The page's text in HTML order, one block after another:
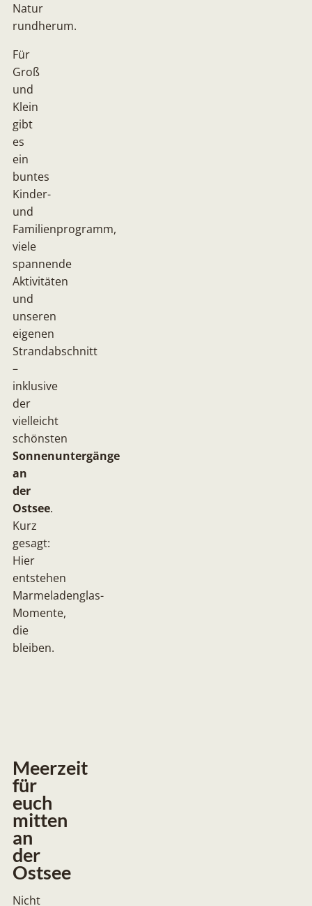
Natur
rundherum.
Für
Groß
und
Klein
gibt
es
ein
buntes
Kinder-
und
Familienprogramm,
viele
spannende
Aktivitäten
und
unseren
eigenen
Strandabschnitt
–
inklusive
der
vielleicht
schönsten
Sonnenuntergänge
an
der
Ostsee.
Kurz
gesagt:
Hier
entstehen
Marmeladenglas-
Momente,
die
bleiben.
Meerzeit
für
euch
mitten
an
der
Ostsee
Nicht